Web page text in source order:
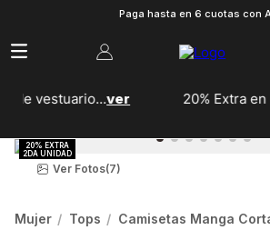
Paga hasta en 6 cuotas con
20% Extra en segunda unidad
Ver Fotos(7)
Mujer Tops Camisetas Manga